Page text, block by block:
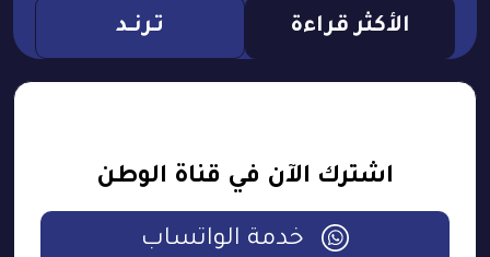
الأكثر قراءة تـرنــد
اشترك الآن في قناة الوطن
خدمة الواتساب